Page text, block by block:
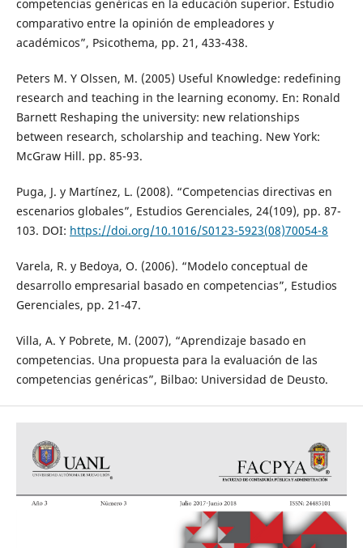
competencias genéricas en la educación superior. Estudio
comparativo entre la opinión de empleadores y
académicos”, Psicothema, pp. 21, 433-438.
Peters M. Y Olssen, M. (2005) Useful Knowledge: redefining
research and teaching in the learning economy. En: Ronald
Barnett Reshaping the university: new relationships
between research, scholarship and teaching. New York:
McGraw Hill. pp. 85-93.
Puga, J. y Martínez, L. (2008). “Competencias directivas en
escenarios globales”, Estudios Gerenciales, 24(109), pp. 87-
103. DOI: https://doi.org/10.1016/S0123-5923(08)70054-8
Varela, R. y Bedoya, O. (2006). “Modelo conceptual de
desarrollo empresarial basado en competencias”, Estudios
Gerenciales, pp. 21-47.
Villa, A. Y Pobrete, M. (2007), “Aprendizaje basado en
competencias. Una propuesta para la evaluación de las
competencias genéricas”, Bilbao: Universidad de Deusto.